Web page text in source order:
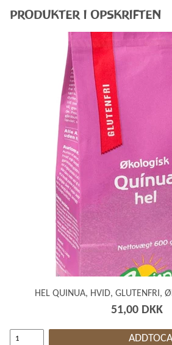
PRODUKTER I OPSKRIFTEN
HEL QUINUA, HVID, GLUTENFRI,
51,00 DKK